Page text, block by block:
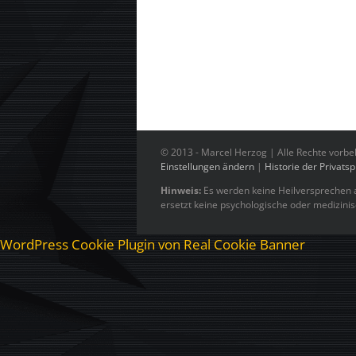
© 2013 - Marcel Herzog | Alle Rechte
Einstellungen ändern | Historie der
Hinweis: Es werden keine
ersetzt keine psychologische oder
WordPress Cookie Plugin von Real Cookie Banner